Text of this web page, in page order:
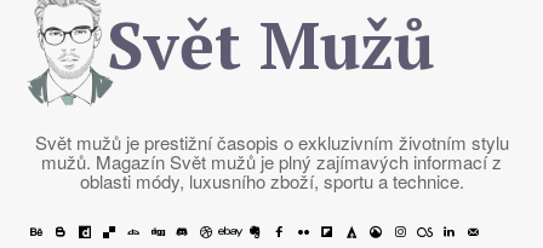
Svět Mužů
Svět mužů je prestižní časopis o exkluzivním životním stylu
mužů. Magazín Svět mužů je plný zajímavých informací z
oblasti módy, luxusního zboží, sportu a technice.